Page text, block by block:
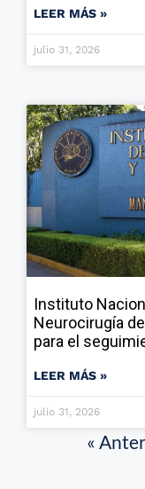
LEER MÁS »
julio 31, 2026
Instituto
Neurocirugía
para el
LEER MÁS »
julio 31, 2026
«